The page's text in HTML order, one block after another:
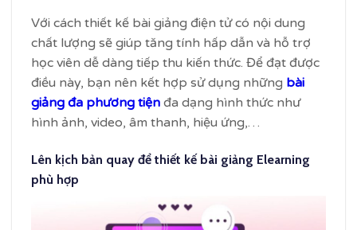
Với cách thiết kế bài giảng điện tử có nội dung
chất lượng sẽ giúp tăng tính hấp dẫn và hỗ trợ
học viên dễ dàng tiếp thu kiến thức. Để đạt được
điều này, bạn nên kết hợp sử dụng những bài
giảng đa phương tiện đa dạng hình thức như
hình ảnh, video, âm thanh, hiệu ứng,…
Lên kịch bản quay để thiết kế bài giảng Elearning
phù hợp